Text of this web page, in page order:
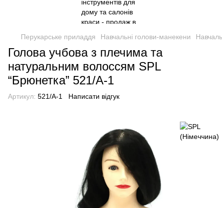
Перукарське приладдя Навчальні голови-манекени
Голова учбова з плечима та
натуральним волоссям SPL
“Брюнетка” 521/A-1
Артикул: 521/A-1 Написати відгук